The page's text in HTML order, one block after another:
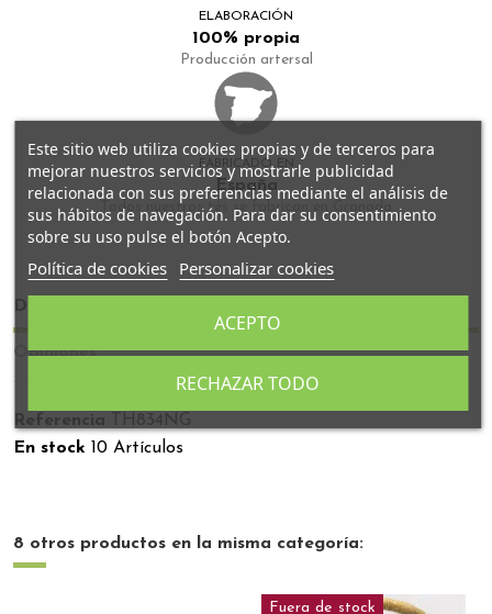
ELABORACIÓN
100% propia
Producción artersal
FABRICADO EN
España
Todos nuestros tés se fabrican en Granada
Detalles del producto
Opiniones
Referencia
TH834NG
En stock 10 Artículos
8 otros productos en la misma categoría:
Fuera de stock
Este sitio web utiliza cookies propias y de terceros para
mejorar nuestros servicios y mostrarle publicidad
relacionada con sus preferencias mediante el análisis de
sus hábitos de navegación. Para dar su consentimiento
sobre su uso pulse el botón Acepto.
Política de cookies Personalizar cookies
RECHAZAR TODO
ACEPTO